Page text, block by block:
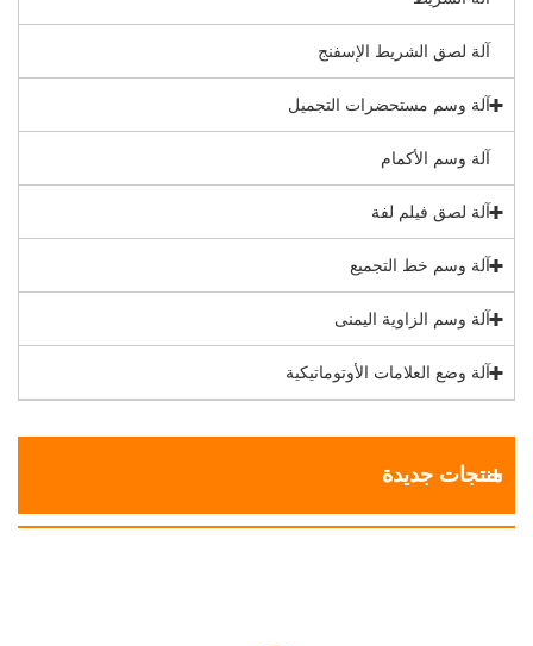
آلة لصق الشريط الإسفنج
آلة وسم مستحضرات التجميل
آلة وسم الأكمام
آلة لصق فيلم لفة
آلة وسم خط التجميع
آلة وسم الزاوية اليمنى
آلة وضع العلامات الأوتوماتيكية
منتجات جديدة